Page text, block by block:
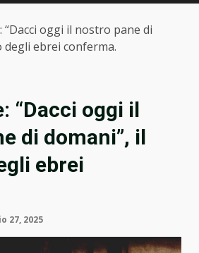
“Dacci oggi il nostro pane di
degli ebrei conferma.
“Dacci oggi il
di domani”, il
ebrei
27, 2025